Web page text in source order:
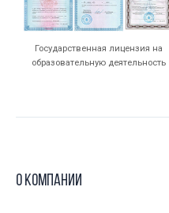
Государственная лицензия на
образовательную деятельность
О компании